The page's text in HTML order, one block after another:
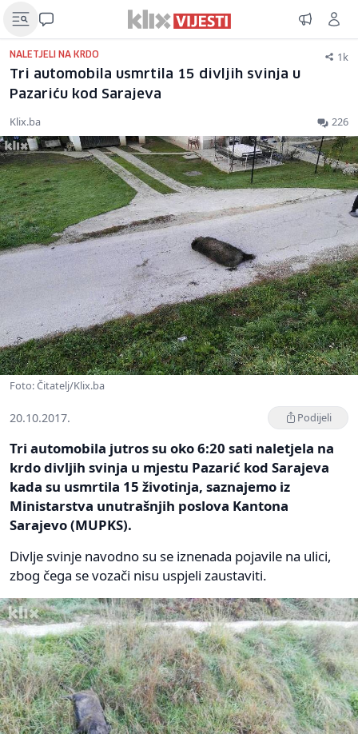
NALETJELI NA KRDO 1k
Tri automobila usmrtila 15 divljih svinja u
Pazariću kod Sarajeva
Klix.ba 226
Foto: Čitatelj/Klix.ba
20.10.2017. Podijeli
Tri automobila jutros su oko 6:20 sati naletjela na
krdo divljih svinja u mjestu Pazarić kod Sarajeva
kada su usmrtila 15 životinja, saznajemo iz
Ministarstva unutrašnjih poslova Kantona
Sarajevo (MUPKS).
Divlje svinje navodno su se iznenada pojavile na ulici,
zbog čega se vozači nisu uspjeli zaustaviti.